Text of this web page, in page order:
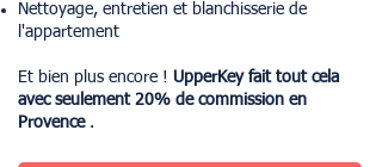
Nettoyage, entretien et blanchisserie de
l'appartement
Et bien plus encore ! UpperKey fait tout cela
avec seulement 20% de commission en
Provence.